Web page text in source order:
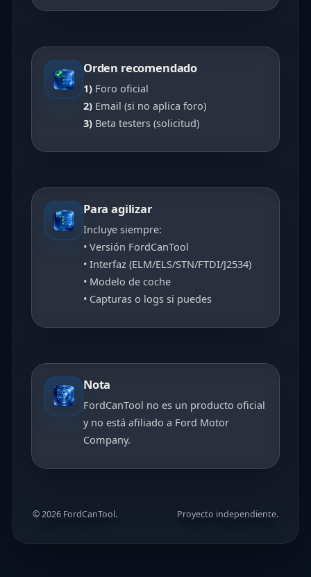
Orden recomendado
1) Foro oficial
2) Email (si no aplica foro)
3) Beta testers (solicitud)
Para agilizar
Incluye siempre:
• Versión FordCanTool
• Interfaz (ELM/ELS/STN/FTDI/J2534)
• Modelo de coche
• Capturas o logs si puedes
Nota
FordCanTool no es un producto oficial
y no está afiliado a Ford Motor
Company.
© 2026 FordCanTool. Proyecto independiente.